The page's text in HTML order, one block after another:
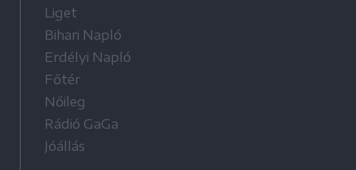
Liget
Bihari Napló
Erdélyi Napló
Főtér
Nőileg
Rádió GaGa
Jóállás